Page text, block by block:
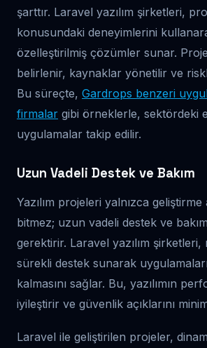
şarttır. Laravel yazılım şirketleri,
konusundaki deneyimlerini
özelleştirilmiş çözümler sunar.
belirlenir, kaynaklar yönetilir ve
Bu süreçte, Gardrops benzeri
firmalar gibi örneklerle, sektördeki
uygulamalar takip edilir.
Uzun Vadeli Destek ve Bakım
Yazılım projeleri yalnızca geliştirme
bitmez; uzun vadeli destek ve
gerektirir. Laravel yazılım şirketleri,
sürekli destek sunarak
kalmasını sağlar. Bu, yazılımın
iyileştirir ve güvenlik açıklarını
Laravel ile geliştirilen projeler,